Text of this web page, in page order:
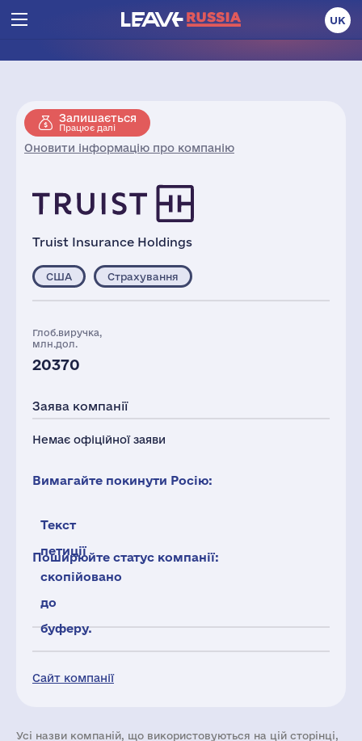
UK
Залишається
Працює далі
Оновити інформацію про компанію
Truist Insurance Holdings
Сайт компанії
США Страхування
Глоб.виручка,
млн.дол.
20370
Заява компанії
Немає офіційної заяви
Вимагайте покинути Росію:
Текст
петиції
скопійовано
до
буферу.
Поширюйте статус компанії:
Усі назви компаній, що використовуються на цій сторінці,